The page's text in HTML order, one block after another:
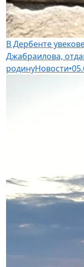
В Дербенте
Джабраилова,
родинуНовости•